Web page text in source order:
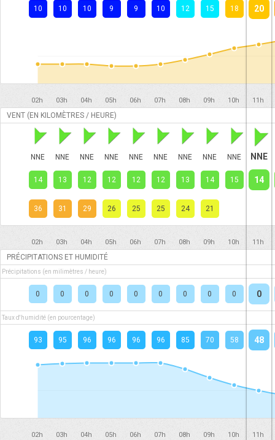
10 10 10 9 9 10 12 15 18 20
02h 03h 04h 05h 06h 07h 08h 09h 10h 11h
VENT (EN KILOMÈTRES / HEURE)
NNE NNE NNE NNE NNE NNE NNE NNE NNE NNE
14 13 12 12 12 12 13 14 15 14
36 31 29 26 25 25 24 21
02h 03h 04h 05h 06h 07h 08h 09h 10h 11h
PRÉCIPITATIONS ET HUMIDITÉ
Précipitations (en milimètres / heure)
0 0 0 0 0 0 0 0 0 0
Taux d'humidité (en pourcentage)
93 95 96 96 96 96 85 70 58 48
02h 03h 04h 05h 06h 07h 08h 09h 10h 11h